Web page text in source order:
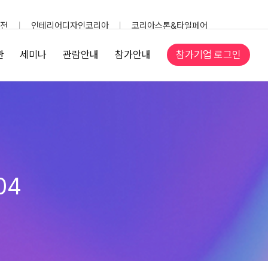
인테리어디자인코리아
코리아스톤&타일페어
세미나 관람안내 참가안내 참가기업 로그인